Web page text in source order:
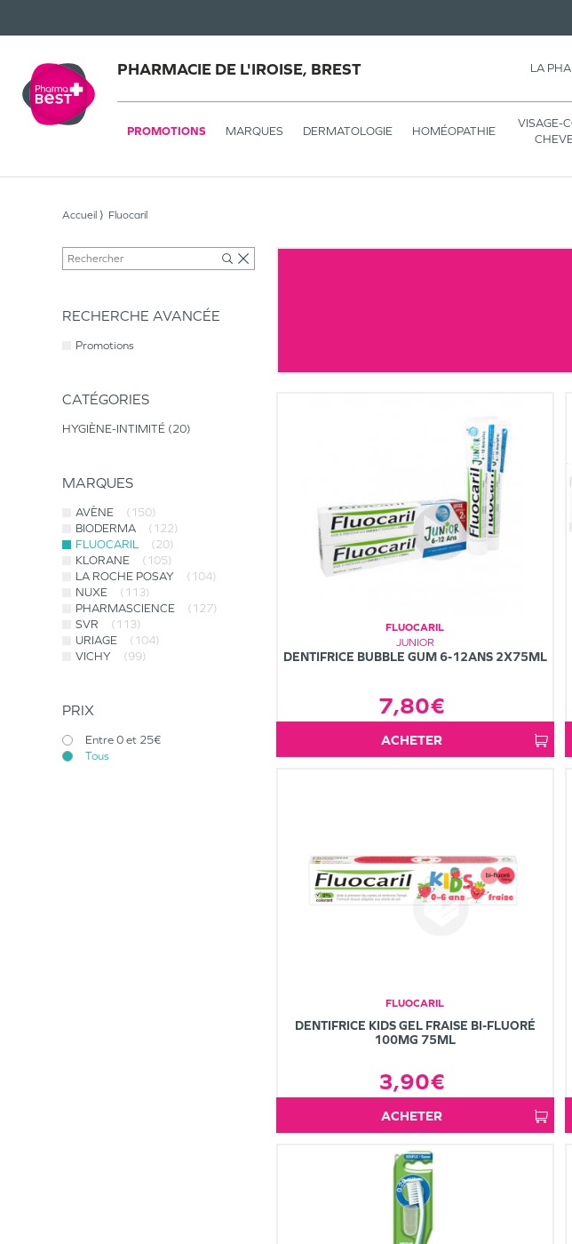
PHARMACIE DE L'IROISE, BREST LA
PROMOTIONS MARQUES DERMATOLOGIE HOMÉOPATHIE
VISAGE-
Accueil Fluocaril
RECHERCHE AVANCÉE
Promotions
CATÉGORIES
HYGIÈNE-INTIMITÉ 20
MARQUES
AVÈNE
(150)
BIODERMA
(122)
FLUOCARIL
(20)
KLORANE
(105)
LA ROCHE POSAY
(104)
NUXE
(113)
PHARMASCIENCE
(127)
SVR
(113)
URIAGE
(104)
VICHY
(99)
PRIX
Entre 0 et 25€
Tous
FLUOCARIL
JUNIOR
DENTIFRICE BUBBLE GUM 6-12ANS 2X75ML
7,80€
ACHETER
FLUOCARIL
DENTIFRICE KIDS GEL FRAISE BI-FLUORÉ
100MG 75ML
3,90€
ACHETER